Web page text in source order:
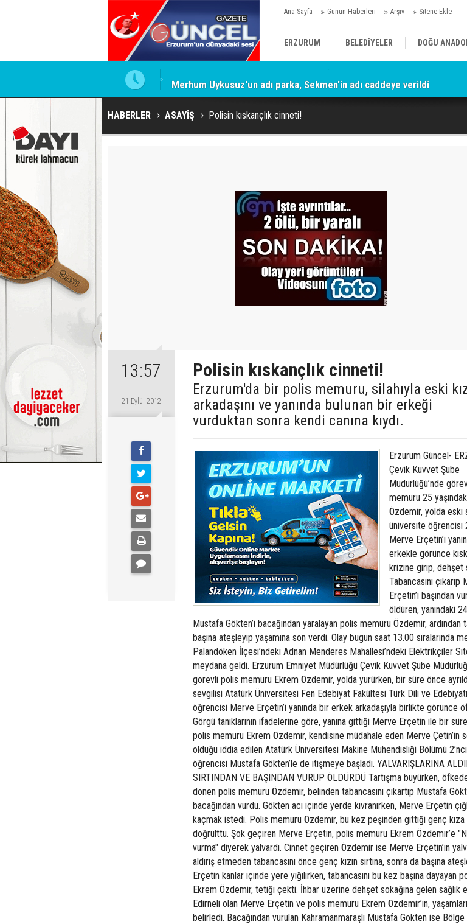
Ana Sayfa Günün Haberleri Arşiv Sitene Ekle
ERZURUM BELEDİYELER DOĞU
SİYASET AFAD/ SAVAŞ SPOR
KÜLTÜR/SANAT//MAĞAZİN
Merhum Uykusuz'un adı parka, Sekmen'in adı caddeye verildi
HABERLER ASAYİŞ Polisin kıskançlık cinneti!
13:57
21 Eylül 2012
Polisin kıskançlık cinneti!
Erzurum'da bir polis memuru, silahıyla eski
arkadaşını ve yanında bulunan bir erkeği
vurduktan sonra kendi canına kıydı.
Erzurum Güncel-
Çevik Kuvvet Şube
Müdürlüğü’nde
memuru 25
Özdemir, yolda eski
üniversite öğrencisi
Merve Erçetin’i
erkekle görünce
krizine girip, dehşet
Tabancasını çıkarıp
Erçetin’i başından
öldüren, yanındaki
Mustafa Gökten’i bacağından yaralayan polis memuru Özdemir, ardından
başına ateşleyip yaşamına son verdi. Olay bugün saat 13.00 sıralarında
Palandöken İlçesi’ndeki Adnan Menderes Mahallesi’ndeki Elektrikçiler
meydana geldi. Erzurum Emniyet Müdürlüğü Çevik Kuvvet Şube
görevli polis memuru Ekrem Özdemir, yolda yürürken, bir süre önce
sevgilisi Atatürk Üniversitesi Fen Edebiyat Fakültesi Türk Dili ve Edebiyatı
öğrencisi Merve Erçetin’i yanında bir erkek arkadaşıyla birlikte görünce
Görgü tanıklarının ifadelerine göre, yanına gittiği Merve Erçetin ile bir
polis memuru Ekrem Özdemir, kendisine müdahale eden Merve Çetin’in
olduğu iddia edilen Atatürk Üniversitesi Makine Mühendisliği Bölümü 2’nci
öğrencisi Mustafa Gökten’le de itişmeye başladı. YALVARIŞLARINA
SIRTINDAN VE BAŞINDAN VURUP ÖLDÜRDÜ Tartışma büyürken,
dönen polis memuru Özdemir, belinden tabancasını çıkartıp Mustafa
bacağından vurdu. Gökten acı içinde yerde kıvranırken, Merve Erçetin
kaçmak istedi. Polis memuru Özdemir, bu kez peşinden gittiği genç kıza
doğrulttu. Şok geçiren Merve Erçetin, polis memuru Ekrem Özdemir’e
vurma" diyerek yalvardı. Cinnet geçiren Özdemir ise Merve Erçetin’in
aldırış etmeden tabancasını önce genç kızın sırtına, sonra da başına
Erçetin kanlar içinde yere yığılırken, tabancasını bu kez başına dayayan
Ekrem Özdemir, tetiği çekti. İhbar üzerine dehşet sokağına gelen sağlık
Edirneli olan Merve Erçetin ve polis memuru Ekrem Özdemir’in,
belirledi. Bacağından vurulan Kahramanmaraşlı Mustafa Gökten ise